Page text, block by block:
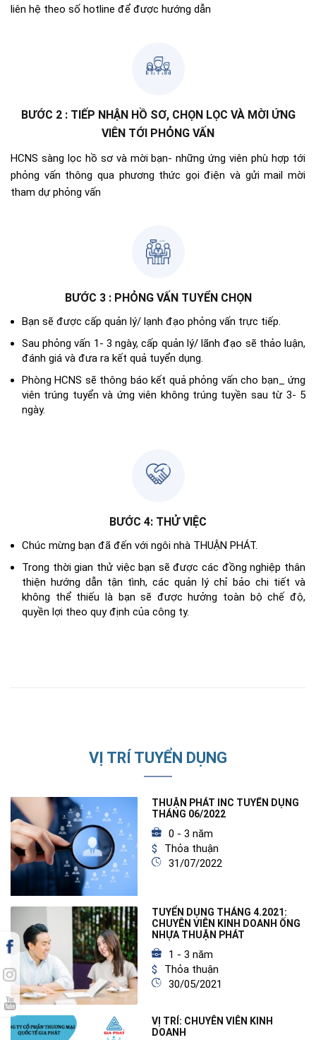
liên hệ theo số hotline để được hướng dẫn
BƯỚC 2 : TIẾP NHẬN HỒ SƠ, CHỌN LỌC VÀ MỜI ỨNG
VIÊN TỚI PHỎNG VẤN
HCNS sàng lọc hồ sơ và mời bạn- những ứng viên phù hợp tới
phỏng vấn thông qua phương thức gọi điện và gửi mail mời
tham dự phỏng vấn
BƯỚC 3 : PHỎNG VẤN TUYỂN CHỌN
Bạn sẽ được cấp quản lý/ lạnh đạo phỏng vấn trực tiếp.
Sau phỏng vấn 1- 3 ngày, cấp quản lý/ lãnh đạo sẽ thảo luận,
đánh giá và đưa ra kết quả tuyển dụng.
Phòng HCNS sẽ thông báo kết quả phỏng vấn cho bạn_ ứng
viên trúng tuyển và ứng viên không trúng tuyền sau từ 3- 5
ngày.
BƯỚC 4: THỬ VIỆC
Chúc mừng bạn đã đến với ngôi nhà THUẬN PHÁT.
Trong thời gian thử việc bạn sẽ được các đồng nghiệp thân
thiện hướng dẫn tận tình, các quản lý chỉ bảo chi tiết và
không thể thiếu là bạn sẽ được hưởng toàn bộ chế độ,
quyền lợi theo quy định của công ty.
VỊ TRÍ TUYỂN DỤNG
THUẬN PHÁT INC TUYỂN DỤNG
THÁNG 06/2022
0 - 3 năm
Thỏa thuận
31/07/2022
TUYỂN DỤNG THÁNG 4.2021:
CHUYÊN VIÊN KINH DOANH ỐNG
NHỰA THUẬN PHÁT
1 - 3 năm
Thỏa thuận
30/05/2021
VỊ TRÍ: CHUYÊN VIÊN KINH
DOANH